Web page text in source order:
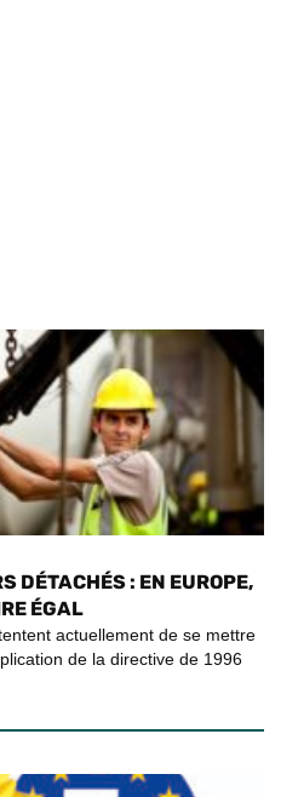
DÉTACHÉS : EN EUROPE,
ÉGAL
actuellement de se mettre
de la directive de 1996